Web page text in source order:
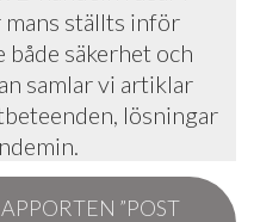
mans ställts inför
säkerhet och
samlar vi artiklar
lösningar
”POST